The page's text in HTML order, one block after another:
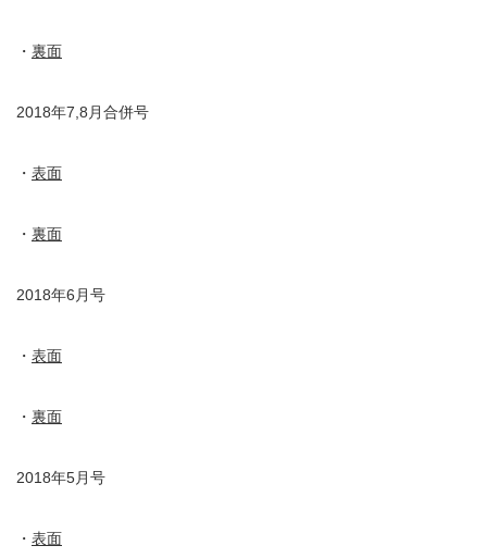
・ 裏面
2018年7,8月合併号
・ 表面
・ 裏面
2018年6月号
・ 表面
・ 裏面
2018年5月号
・ 表面